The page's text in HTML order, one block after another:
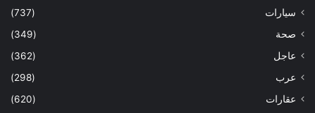
سيارات
(737)
صحة
(349)
عاجل
(362)
عرب
(298)
عقارات
(620)